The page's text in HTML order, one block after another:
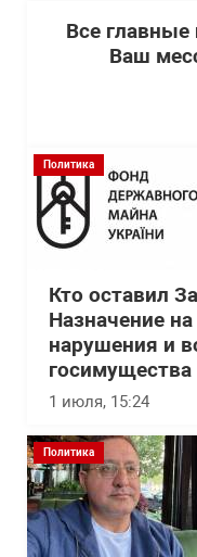
Все главные
Ваш
Политика
Кто оставил
Назначение
нарушения и
госимущества
1 июля, 15:24
Политика